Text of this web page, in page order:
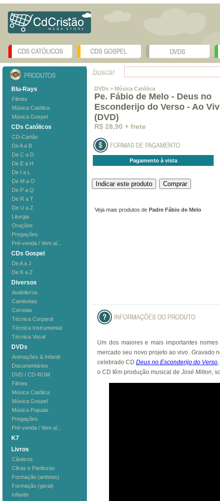
Blu-Rays
Filmes
Música Católica
Música Gospel
CDs Católicos
CD-Cartão
De A a B
De C a D
De E a H
De I a L
De M a O
De P a Q
De R a T
De U a Z
Liturgia
Orações
Pregações
Pré-venda / Vem aí...
CDs Gospel
De A a J
De K a Z
Diversos
Audiolivros
Camisetas
Correias
Técnica Corporal
Técnica Instrumental
Técnica Vocal
DVDs
Animações & Infantil
Documentários
DVD / CD-ROM
Filmes
Música Católica
Música Gospel
Música Popular
Pregações
Pré-venda / Vem aí...
K7
Livros
Cânticos
Cifras e Partituras
Formação (artistas)
Formação (geral)
Infantis
DVDs > Música Católica
Pe. Fábio de Melo - Deus no
Esconderijo do Verso - Ao
(DVD)
R$ 28,90 + frete
Pagamento à vista
Veja mais produtos de Padre Fábio de Melo
Um dos maiores e mais importantes
mercado seu novo projeto ao vivo. Gravado
celebrado CD Deus no Esconderijo do Verso
o CD têm produção musical de José Milton,